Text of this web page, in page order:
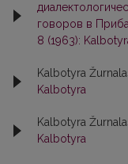
говоров в
8 (1963):
Kalbotyra
Kalbotyra
Kalbotyra
Kalbotyra